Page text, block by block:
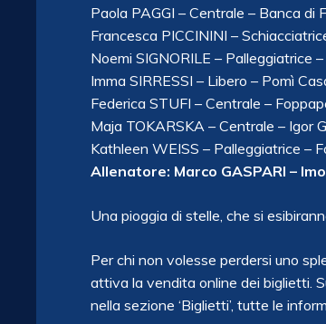
Paola PAGGI – Centrale – Banca di
Francesca PICCININI –
Noemi SIGNORILE – Palleggiatrice
Imma SIRRESSI – Libero – Pomì
Federica STUFI – Centrale –
Maja TOKARSKA – Centrale – Igor
Kathleen WEISS – Palleggiatrice –
Allenatore: Marco GASPARI –
Una pioggia di stelle, che si
Per chi non volesse perdersi uno
attiva la vendita online dei biglietti.
nella sezione ‘Biglietti’, tutte le